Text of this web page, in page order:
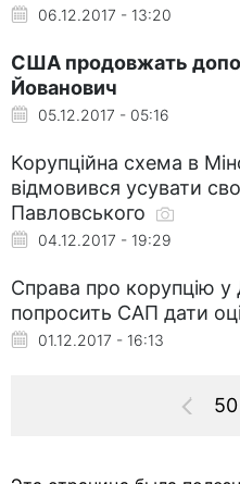
06.12.2017 - 13:20
США продовжать
Йованович
05.12.2017 - 05:16
Корупційна схема в
відмовився усувати
Павловського
04.12.2017 - 19:29
Справа про корупцію у
попросить САП дати
01.12.2017 - 16:13